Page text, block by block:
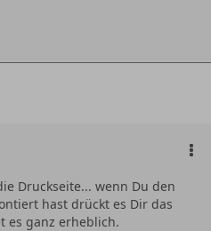
Druckseite... wenn Du den
hast drückt es Dir das
es ganz erheblich.